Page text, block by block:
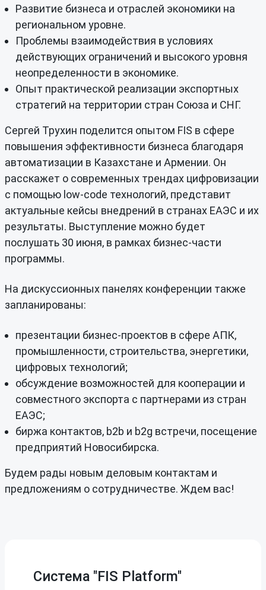
Развитие бизнеса и отраслей экономики на
региональном уровне.
Проблемы взаимодействия в условиях
действующих ограничений и высокого уровня
неопределенности в экономике.
Опыт практической реализации экспортных
стратегий на территории стран Союза и СНГ.
Сергей Трухин поделится опытом FIS в сфере
повышения эффективности бизнеса благодаря
автоматизации в Казахстане и Армении. Он
расскажет о современных трендах цифровизации
с помощью low-code технологий, представит
актуальные кейсы внедрений в странах ЕАЭС и их
результаты. Выступление можно будет
послушать 30 июня, в рамках бизнес-части
программы.
На дискуссионных панелях конференции также
запланированы:
презентации бизнес-проектов в сфере АПК,
промышленности, строительства, энергетики,
цифровых технологий;
обсуждение возможностей для кооперации и
совместного экспорта с партнерами из стран
ЕАЭС;
биржа контактов, b2b и b2g встречи, посещение
предприятий Новосибирска.
Будем рады новым деловым контактам и
предложениям о сотрудничестве. Ждем вас!
Система "FIS Platform"